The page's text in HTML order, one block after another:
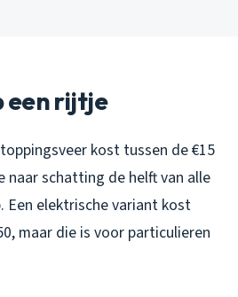
een rijtje
kost tussen de €15
naar schatting de helft van alle
Een elektrische variant kost
maar die is voor particulieren